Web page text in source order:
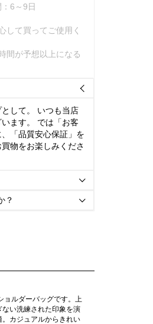
6～9日
して買ってご使用く
間が予想以上になる

して。 いつも当店
ます。 では「お客
「品質安心保証」を
物をお楽しみくださ

？ 
ョルダーバッグです。上
い洗練された印象を演
カジュアルからきれい